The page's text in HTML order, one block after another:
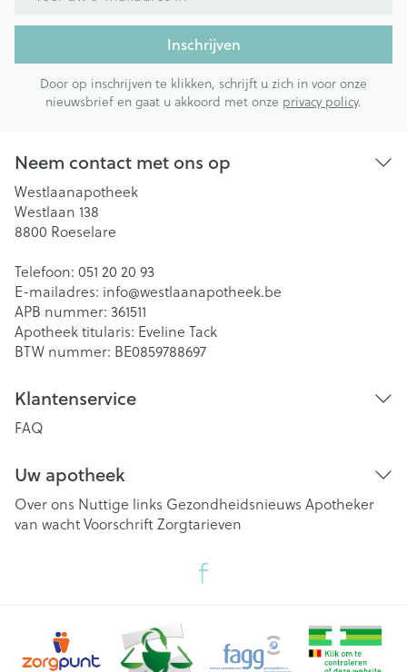
Inschrijven
Door op inschrijven te klikken, schrijft u zich in voor onze
nieuwsbrief en gaat u akkoord met onze privacy policy.
Neem contact met ons op
Westlaanapotheek
Westlaan 138
8800 Roeselare
Telefoon: 051 20 20 93
E-mailadres: info@westlaanapotheek.be
APB nummer: 361511
Apotheek titularis: Eveline Tack
BTW nummer: BE0859788697
Klantenservice
FAQ
Uw apotheek
Over ons Nuttige links Gezondheidsnieuws Apotheker
van wachtVoorschriftZorgtarieven